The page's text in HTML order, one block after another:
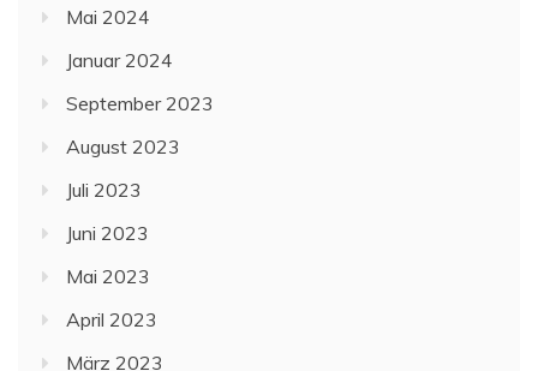
Mai 2024
Januar 2024
September 2023
August 2023
Juli 2023
Juni 2023
Mai 2023
April 2023
März 2023